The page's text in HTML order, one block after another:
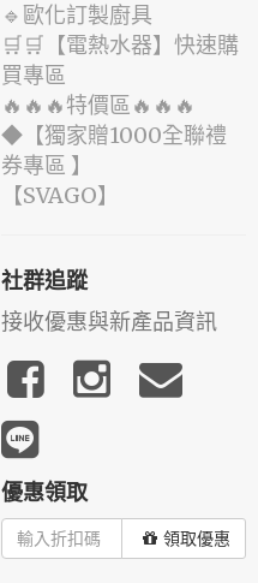
🔹歐化訂製廚具
🛒🛒【電熱水器】快速購
買專區
🔥🔥🔥特價區🔥🔥🔥
◆【獨家贈1000全聯禮
券專區 】
️【SVAGO】️
社群追蹤
接收優惠與新產品資訊
優惠領取
領取優惠